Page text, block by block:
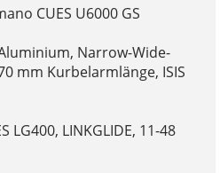
CUES U6000 GS
Narrow-Wide-
mm Kurbelarmlänge, ISIS
LG400, LINKGLIDE, 11-48